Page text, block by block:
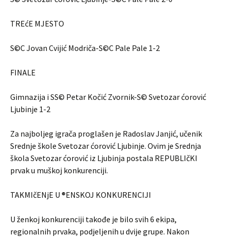
TREćE MJESTO
S©C Jovan Cvijić Modriča-S©C Pale Pale 1-2
FINALE
Gimnazija i SS© Petar Kočić Zvornik-S© Svetozar ćorović
Ljubinje 1-2
Za najboljeg igrača proglašen je Radoslav Janjić, učenik
Srednje škole Svetozar ćorović Ljubinje. Ovim je Srednja
škola Svetozar ćorović iz Ljubinja postala REPUBLIčKI
prvak u muškoj konkurenciji.
TAKMIčENjE U ®ENSKOJ KONKURENCIJI
U ženkoj konkurenciji takođe je bilo svih 6 ekipa,
regionalnih prvaka, podjeljenih u dvije grupe. Nakon